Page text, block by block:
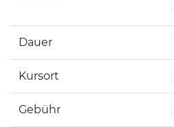
Dauer
Kursort
Gebühr